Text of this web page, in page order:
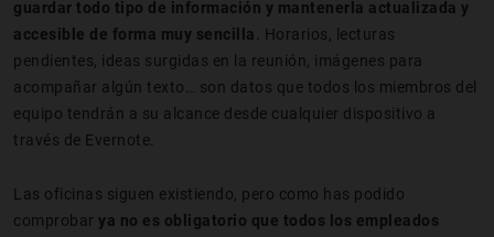
guardar todo tipo de información y mantenerla actualizada y
accesible de forma muy sencilla . Horarios, lecturas
pendientes, ideas surgidas en la reunión, imágenes para
acompañar algún texto… son datos que todos los miembros del
equipo tendrán a su alcance desde cualquier dispositivo a
través de Evernote.
Las oficinas siguen existiendo, pero como has podido
comprobar ya no es obligatorio que todos los empleados